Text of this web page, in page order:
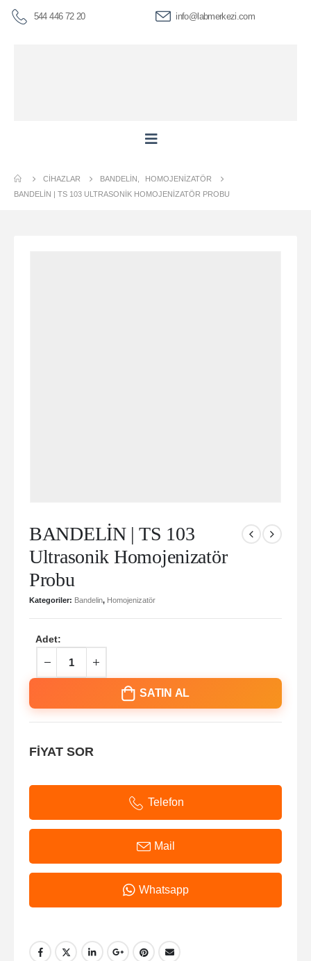
544 446 72 20 info@labmerkezi.com
CIHAZLAR BANDELIN
HOMOJENIZATÖR
BANDELİN | TS 103 ULTRASONIK HOMOJENIZATÖR PROBU
BANDELİN | TS 103
Ultrasonik Homojenizatör
Probu
Kategoriler: Bandelin, Homojenizatör
Adet:
SATIN AL
FİYAT SOR
Telefon
Mail
Whatsapp